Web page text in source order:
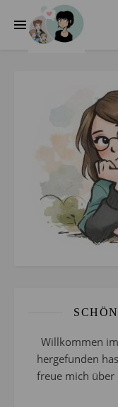
Willkommen
hergefunden
freue mich über